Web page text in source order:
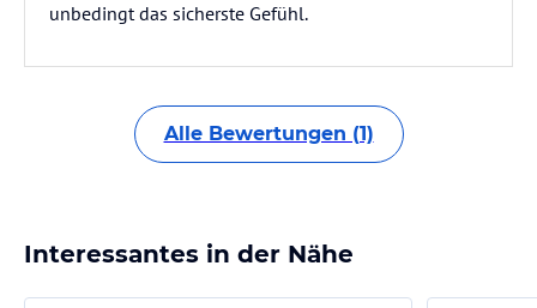
unbedingt das sicherste Gefühl.
Alle Bewertungen (1)
Interessantes in der Nähe